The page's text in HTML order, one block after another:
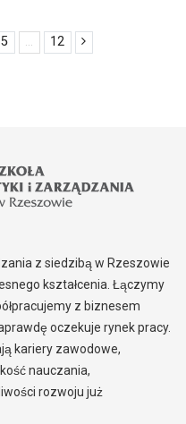
5 ... 12
z siedzibą w Rzeszowie
kształcenia. Łączymy
z biznesem
oczekuje rynek pracy.
kariery zawodowe,
nauczania,
rozwoju już